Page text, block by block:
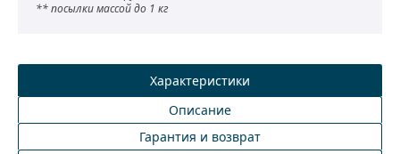
** посылки массой до 1 кг
Характеристики
Описание
Гарантия и возврат